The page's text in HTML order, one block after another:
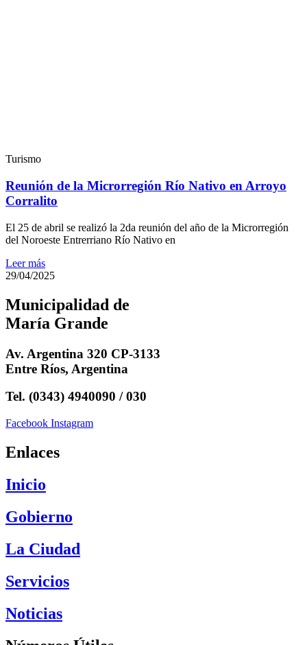
Turismo
Reunión de la Microrregión Río Nativo en Arroyo
Corralito
El 25 de abril se realizó la 2da reunión del año de la Microrregión
del Noroeste Entrerriano Río Nativo en
Leer más
29/04/2025
Municipalidad de
María Grande
Av. Argentina 320 CP-3133
Entre Ríos, Argentina
Tel. (0343) 4940090 / 030
Facebook Instagram
Enlaces
Inicio
Gobierno
La Ciudad
Servicios
Noticias